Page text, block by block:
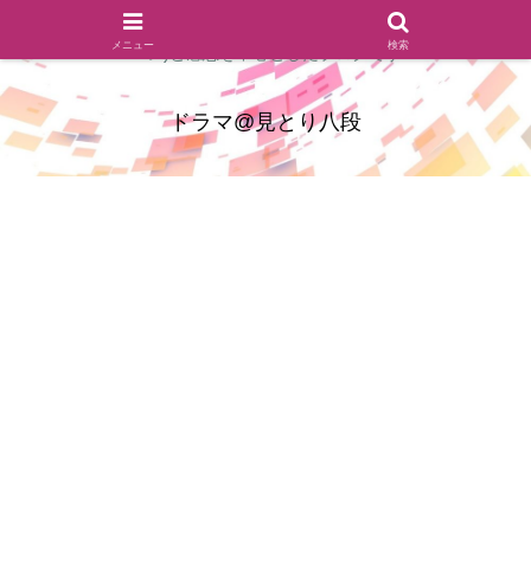
ドラマのシーンとセリフを切り取ったあらすじレビュー(復習ネタ
バレ)と感想を中心としたブログです
ドラマ@見とり八段
メニュー 検索